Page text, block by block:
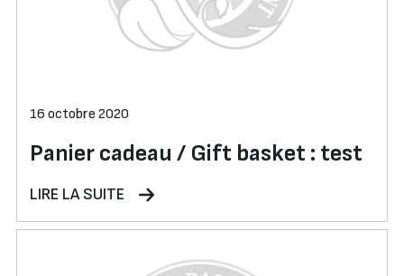
16 octobre 2020
Panier cadeau / Gift basket : test
LIRE LA SUITE